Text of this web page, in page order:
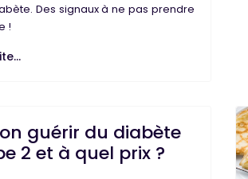
Des signaux à ne pas prendre
!
guérir du diabète
2 et à quel prix ?